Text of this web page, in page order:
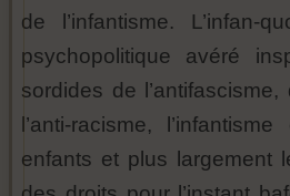
de l’infantisme. L’infan-
psychopolitique avéré
sordides de
l’anti-racisme,
enfants et plus largement